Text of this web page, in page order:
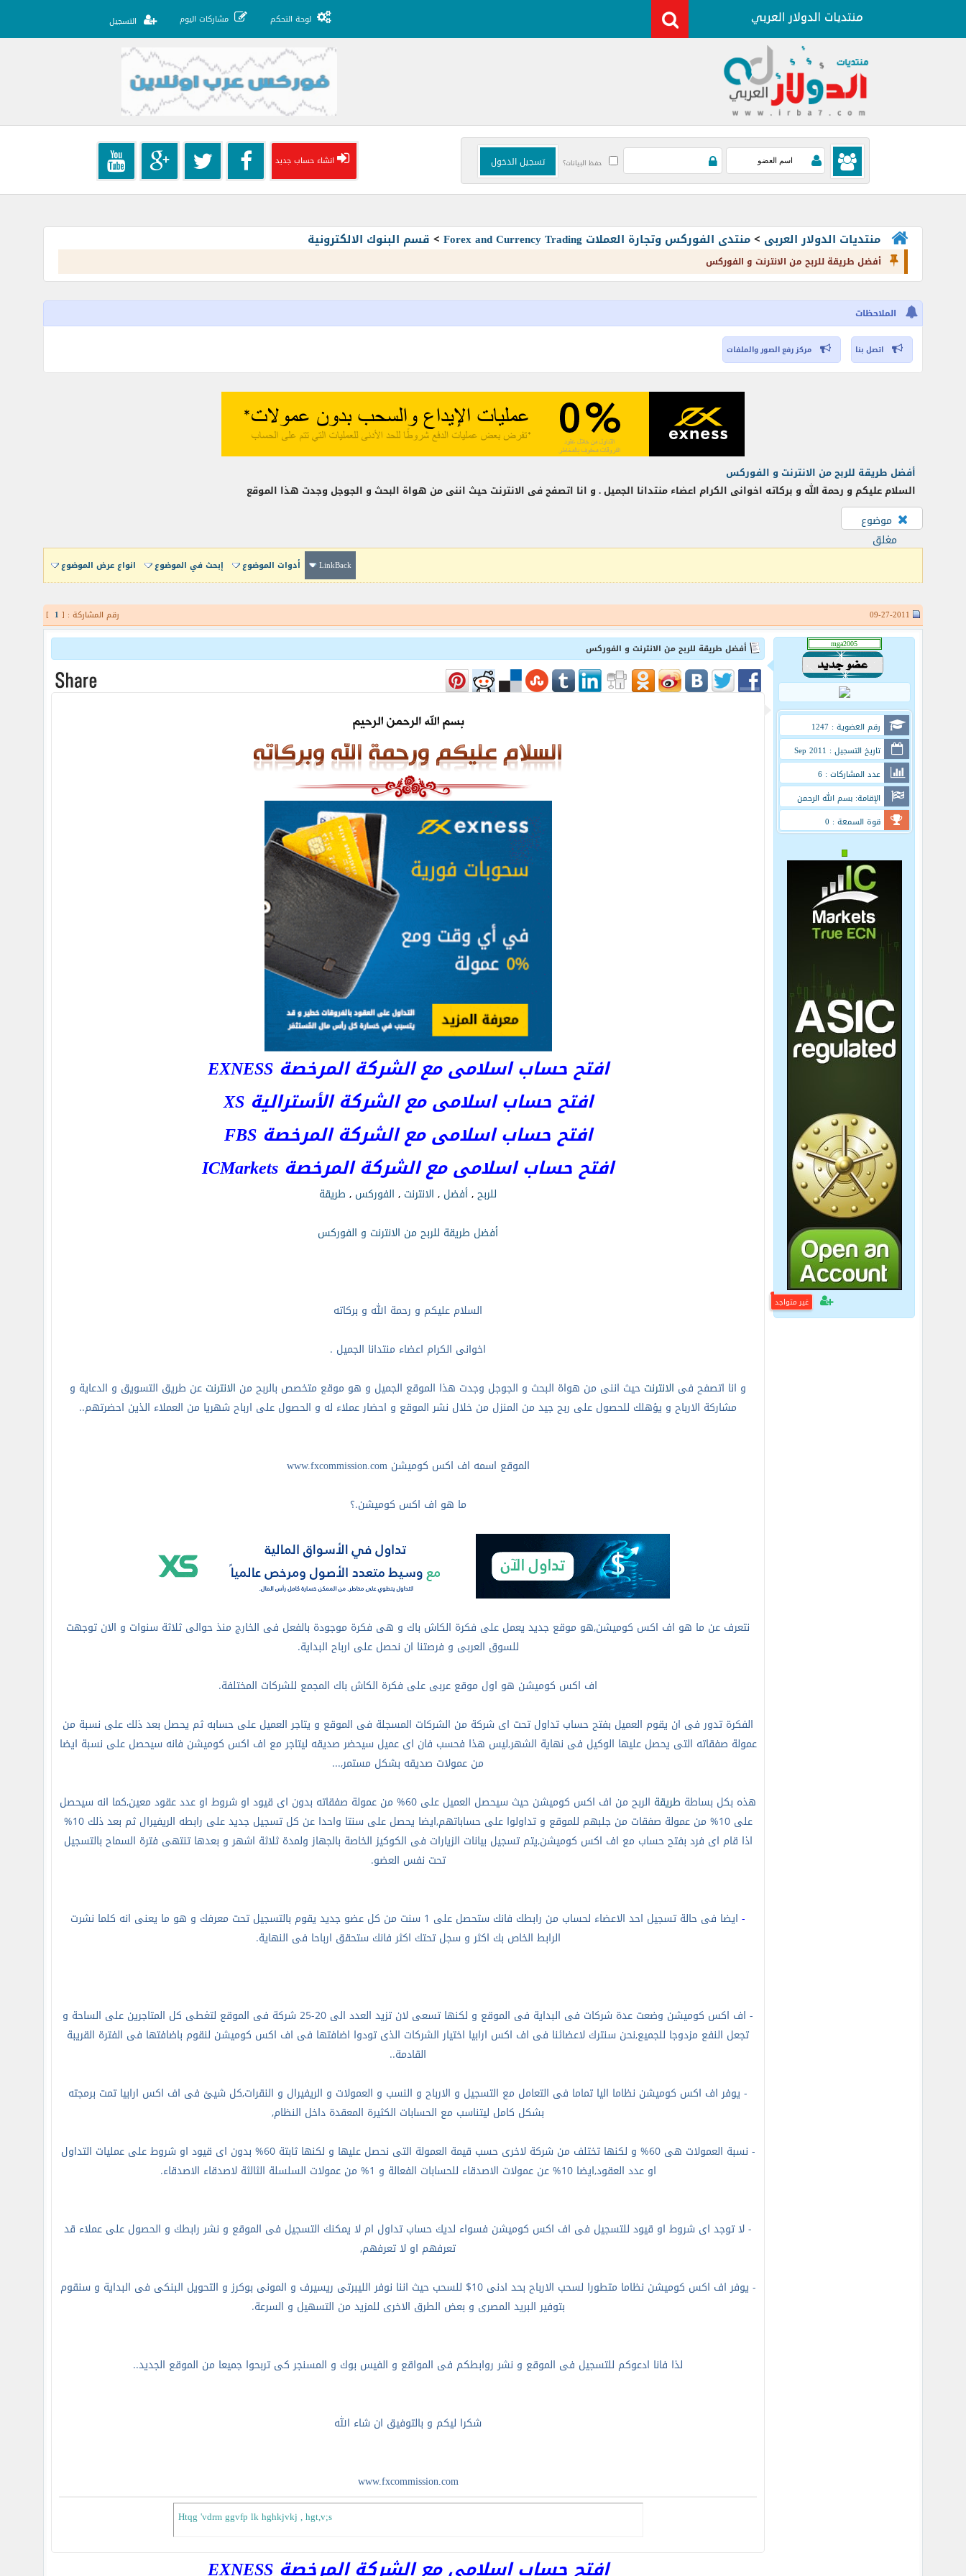
لوحة التحكم مشاركات اليوم التسجيل
حفظ البيانات؟ انشاء حساب جديد
منتديات الدولار العربى >منتدى الفوركس وتجارة العملات Forex and Currency Trading > قسم البنوك الالكترونية
أفضل طريقة للربح من الانترنت و الفوركس
الملاحظات
اتصل بنا مركز رفع الصور والملفات
أفضل طريقة للربح من الانترنت و الفوركس
السلام عليكم و رحمة الله و بركاته اخوانى الكرام اعضاء منتدانا الجميل . و انا اتصفح فى الانترنت حيث اننى من هواة البحث و الجوجل وجدت هذا الموقع
موضوع
مغلق
LinkBack أدوات الموضوع إبحث في الموضوع انواع عرض الموضوع
رقم المشاركة : [ 1
]
رقم العضوية : 1247
تاريخ التسجيل : Sep 2011
عدد المشاركات : 6
الإقامة: بسم الله الرحمن
الرحيم
قوة السمعة : 0
غير متواجد
أفضل طريقة للربح من الانترنت و الفوركس
افتح حساب اسلامى مع الشركة المرخصة EXNESS
افتح حساب اسلامى مع الشركة الأسترالية XS
افتح حساب اسلامى مع الشركة المرخصة FBS
افتح حساب اسلامى مع الشركة المرخصة ICMarkets
للربح,أفضل , الانترنت , الفوركس , طريقة
أفضل طريقة للربح من الانترنت و الفوركس
السلام عليكم و رحمة الله و بركاته
اخوانى الكرام اعضاء منتدانا الجميل .
و انا اتصفح فى الانترنت حيث اننى من هواة البحث و الجوجل وجدت هذا الموقع الجميل و هو موقع متخصص بالربح من الانترنت عن طريق التسويق و الدعاية و
مشاركة الارباح و يؤهلك للحصول على ربح جيد من المنزل من خلال نشر الموقع و احضار عملاء له و الحصول على ارباح شهريا من العملاء الذين احضرتهم..
الموقع اسمه اف اكس كوميشنwww.fxcommission.com
ما هو اف اكس كوميشن.؟
نتعرف عن ما هو اف اكس كوميشن,هو موقع جديد يعمل على فكرة الكاش باك و هى فكرة موجودة بالفعل فى الخارج منذ حوالى ثلاثة سنوات و الان توجهت
للسوق العربى و فرصتنا ان نحصل على ارباح البداية.
اف اكس كوميشن هو اول موقع عربى على فكرة الكاش باك المجمع للشركات المختلفة.
الفكرة تدور فى ان يقوم العميل بفتح حساب تداول تحت اى شركة من الشركات المسجلة فى الموقع و يتاجر العميل على حسابه ثم يحصل بعد ذلك على نسبة من
عمولة صفقاته التى يحصل عليها الوكيل فى نهاية الشهر,ليس هذا فحسب فان اى عميل سيحضر صديقه ليتاجر مع اف اكس كوميشن فانه سيحصل على نسبة ايضا
من عمولات صديقه بشكل مستمر,...
هذه بكل بساطة طريقة
الربح من اف اكس كوميشن حيث سيحصل العميل على 60% من عمولة صفقاته بدون اى قيود او شروط او عدد عقود معين,كما انه سيحصل
على 10
%
من عمولة صفقات من جلبهم للموقع و تداولوا على حساباتهم,ايضا يحصل على سنتا واحدا عن كل تسجيل جديد على رابطه الريفيرال ثم بعد ذلك 10%
اذا قام اى فرد بفتح حساب مع اف اكس كوميشن,يتم تسجيل بيانات الزيارات فى الكوكيز الخاصة بالجهاز ولمدة ثلاثة اشهر و بعدها تنتهى فترة السماح بالتسجيل
تحت نفس العضو.
-
ايضا فى حالة تسجيل احد الاعضاء لحساب من رابطك فانك ستحصل على 1 سنت من كل عضو جديد يقوم بالتسجيل تحت معرفك و هو ما يعنى انه كلما نشرت
الرابط الخاص بك اكثر و سجل تحتك اكثر فانك ستحقق ارباحا فى النهاية.
-
اف اكس كوميشن وضعت عدة شركات فى البداية فى الموقع و لكنها تسعى لان تزيد العدد الى 20-25 شركة فى الموقع لتغطى كل المتاجرين على الساحة و
تجعل النفع مزدوجا للجميع,نحن سنترك لاعضائنا فى اف اكس ارابيا اختيار الشركات الذى تودوا اضافتها فى اف اكس كوميشن لنقوم باضافتها فى الفترة القريبة
القادمة..
- يوفر اف اكس كوميشن نظاما اليا تماما فى التعامل مع التسجيل و الارباح و النسب و العمولات و الريفيرال و النقرات,كل شيئ فى اف اكس ارابيا تمت برمجته
بشكل كامل ليتناسب مع الحسابات الكثيرة المعقدة داخل النظام,
-
نسبة العمولات هى 60% و لكنها تختلف من شركة لاخرى حسب قيمة العمولة التى نحصل عليها و لكنها ثابتة 60% بدون اى قيود او شروط على عمليات التداول
او عدد العقود,ايضا 10% عن عمولات الاصدقاء للحسابات الفعالة و 1% من عمولات السلسلة الثالثة لاصدقاء الاصدقاء
.
-لا توجد اى شروط او قيود للتسجيل فى اف اكس كوميشن فسواء لديك حساب تداول ام لا يمكنك التسجيل فى الموقع و نشر رابطك و الحصول على عملاء قد
تعرفهم او لا تعرفهم,
-
يوفر اف اكس كوميشن نظاما متطورا لسحب الارباح بحد ادنى 10$ للسحب حيث اننا نوفر الليبرتى ريسيرف و المونى بوكرز و التحويل البنكى فى البداية و سنقوم
بتوفير البريد المصرى و بعض الطرق الاخرى للمزيد من التسهيل و السرعة.
لذا فانا ادعوكم للتسجيل فى الموقع و نشر روابطكم فى المواقع و الفيس بوك و المسنجر كى تربحوا جميعا من الموقع الجديد..
شكرا ليكم و بالتوفيق ان شاء الله
www.fxcommission.com
Htqg 'vdrm ggvfp lk hghkjvkj , hgt,v;s